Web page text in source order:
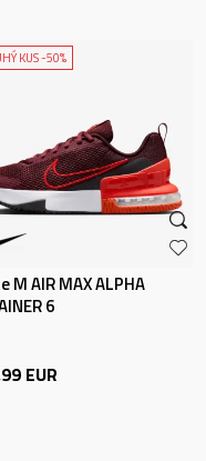
KUS -50%
M AIR MAX ALPHA
6
EUR